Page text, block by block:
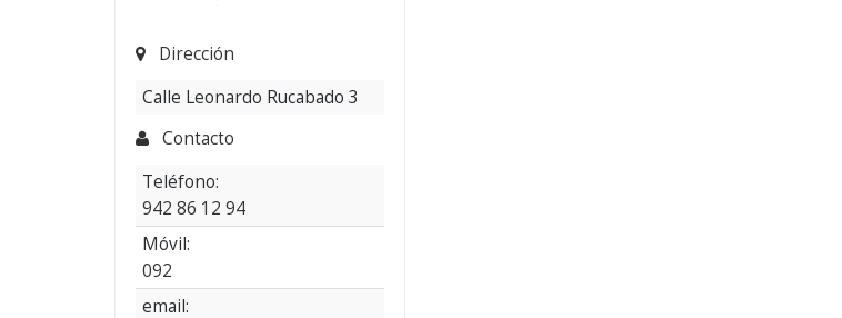
Dirección
Calle Leonardo Rucabado 3
Contacto
Teléfono:
942 86 12 94
Móvil:
092
email: